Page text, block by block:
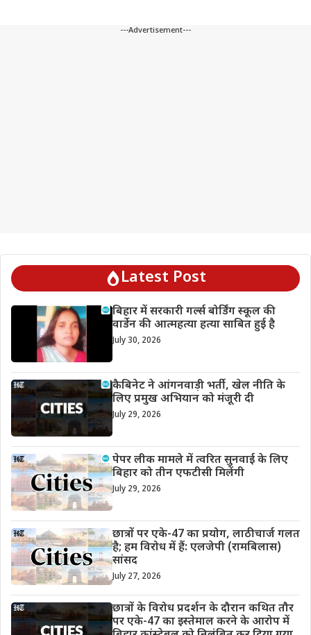
---Advertisement---
Latest Post
बिहार में सरकारी गर्ल्स बोर्डिंग स्कूल की
वार्डेन की आत्महत्या हत्या साबित हुई है
July 30, 2026
कैबिनेट ने आंगनवाड़ी भर्ती, खेल नीति के
लिए प्रमुख अभियान को मंजूरी दी
July 29, 2026
पेपर लीक मामले में त्वरित सुनवाई के लिए
बिहार को तीन एफटीसी मिलेंगी
July 29, 2026
छात्रों पर एके-47 का प्रयोग, लाठीचार्ज गलत
है; हम विरोध में हैं: एलजेपी (रामबिलास)
सांसद
July 27, 2026
छात्रों के विरोध प्रदर्शन के दौरान कथित तौर
पर एके-47 का इस्तेमाल करने के आरोप में